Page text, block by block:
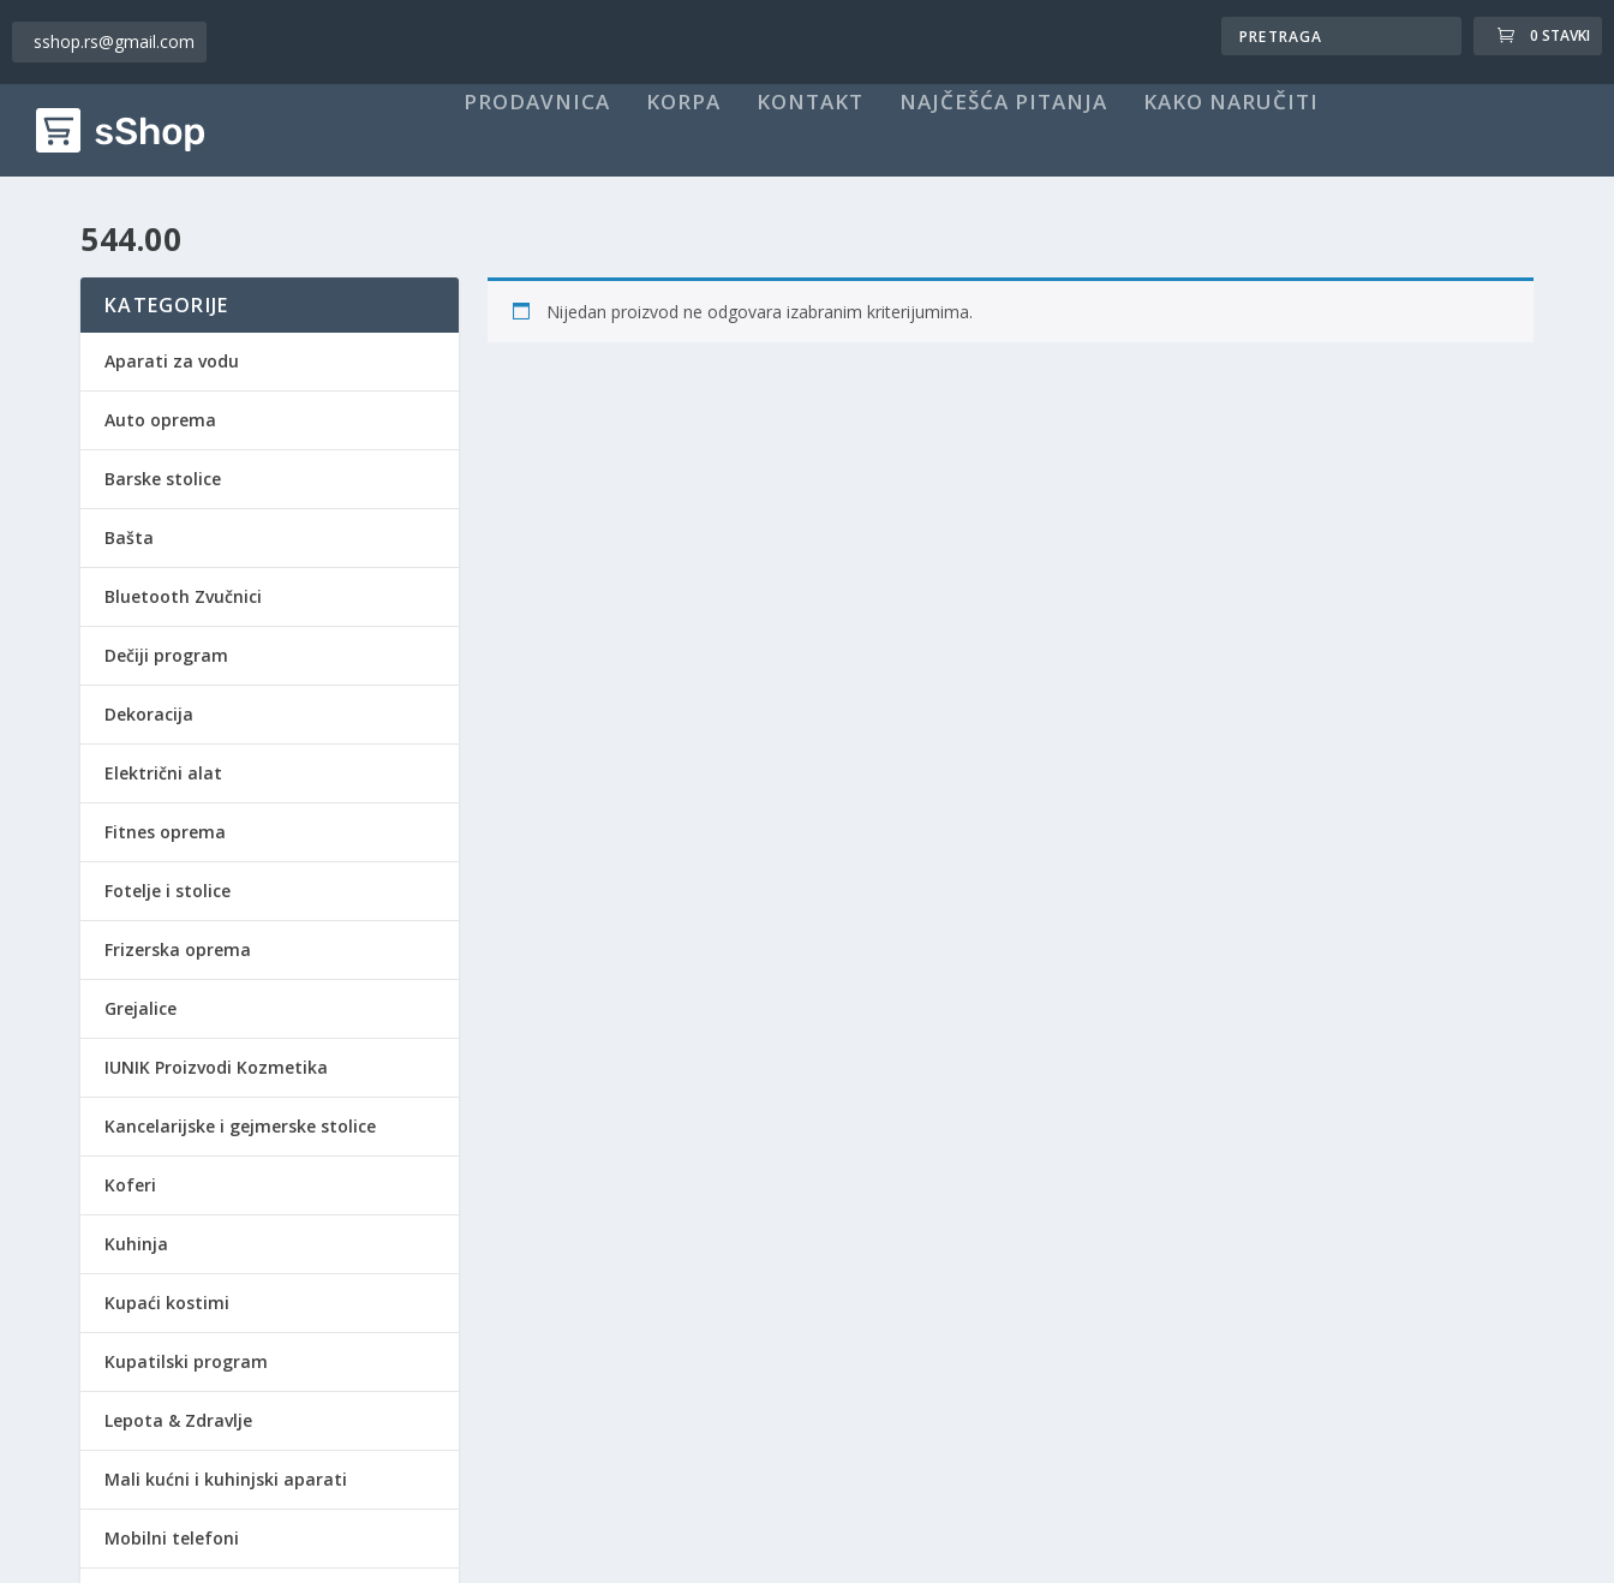
sshop.rs@gmail.com 0 STAVKI
PRODAVNICA KORPA KONTAKT NAJČEŠĆA PITANJA KAKO NARUČITI
544.00
Nijedan proizvod ne odgovara izabranim kriterijumima.
KATEGORIJE
Aparati za vodu
Auto oprema
Barske stolice
Bašta
Bluetooth Zvučnici
Dečiji program
Dekoracija
Električni alat
Fitnes oprema
Fotelje i stolice
Frizerska oprema
Grejalice
IUNIK Proizvodi Kozmetika
Kancelarijske i gejmerske stolice
Koferi
Kuhinja
Kupaći kostimi
Kupatilski program
Lepota & Zdravlje
Mali kućni i kuhinjski aparati
Mobilni telefoni